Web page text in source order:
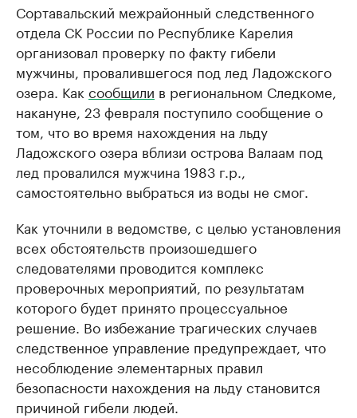
Сортавальский межрайонный следственного
отдела СК России по Республике Карелия
организовал проверку по факту гибели
мужчины, провалившегося под лед Ладожского
озера. Как сообщили в региональном Следкоме,
накануне, 23 февраля поступило сообщение о
том, что во время нахождения на льду
Ладожского озера вблизи острова Валаам под
лед провалился мужчина 1983 г.р.,
самостоятельно выбраться из воды не смог.
Как уточнили в ведомстве, с целью установления
всех обстоятельств произошедшего
следователями проводится комплекс
проверочных мероприятий, по результатам
которого будет принято процессуальное
решение. Во избежание трагических случаев
следственное управление предупреждает, что
несоблюдение элементарных правил
безопасности нахождения на льду становится
причиной гибели людей.